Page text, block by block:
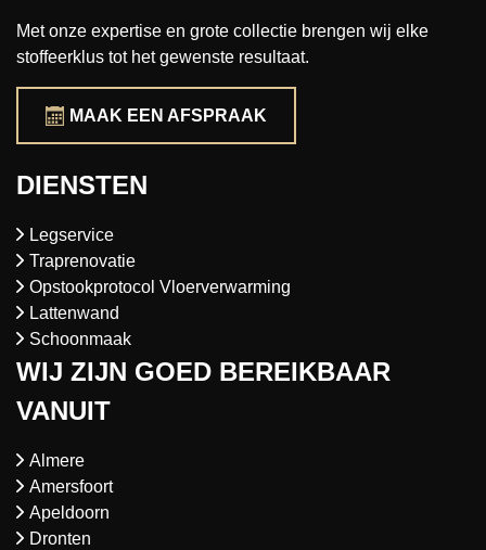
Met onze expertise en grote collectie brengen wij elke
stoffeerklus tot het gewenste resultaat.
MAAK EEN AFSPRAAK
DIENSTEN
Legservice
Traprenovatie
Opstookprotocol Vloerverwarming
Lattenwand
Schoonmaak
WIJ ZIJN GOED BEREIKBAAR
VANUIT
Almere
Amersfoort
Apeldoorn
Dronten